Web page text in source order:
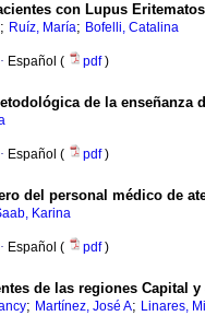
con Lupus
; Ruíz, María; Bofelli, Catalina
· Español ( pdf)
de la enseñanza
· Español ( pdf)
del personal médico de
Karina
· Español ( pdf)
de las regiones Capital
; Martínez, José A; Linares,